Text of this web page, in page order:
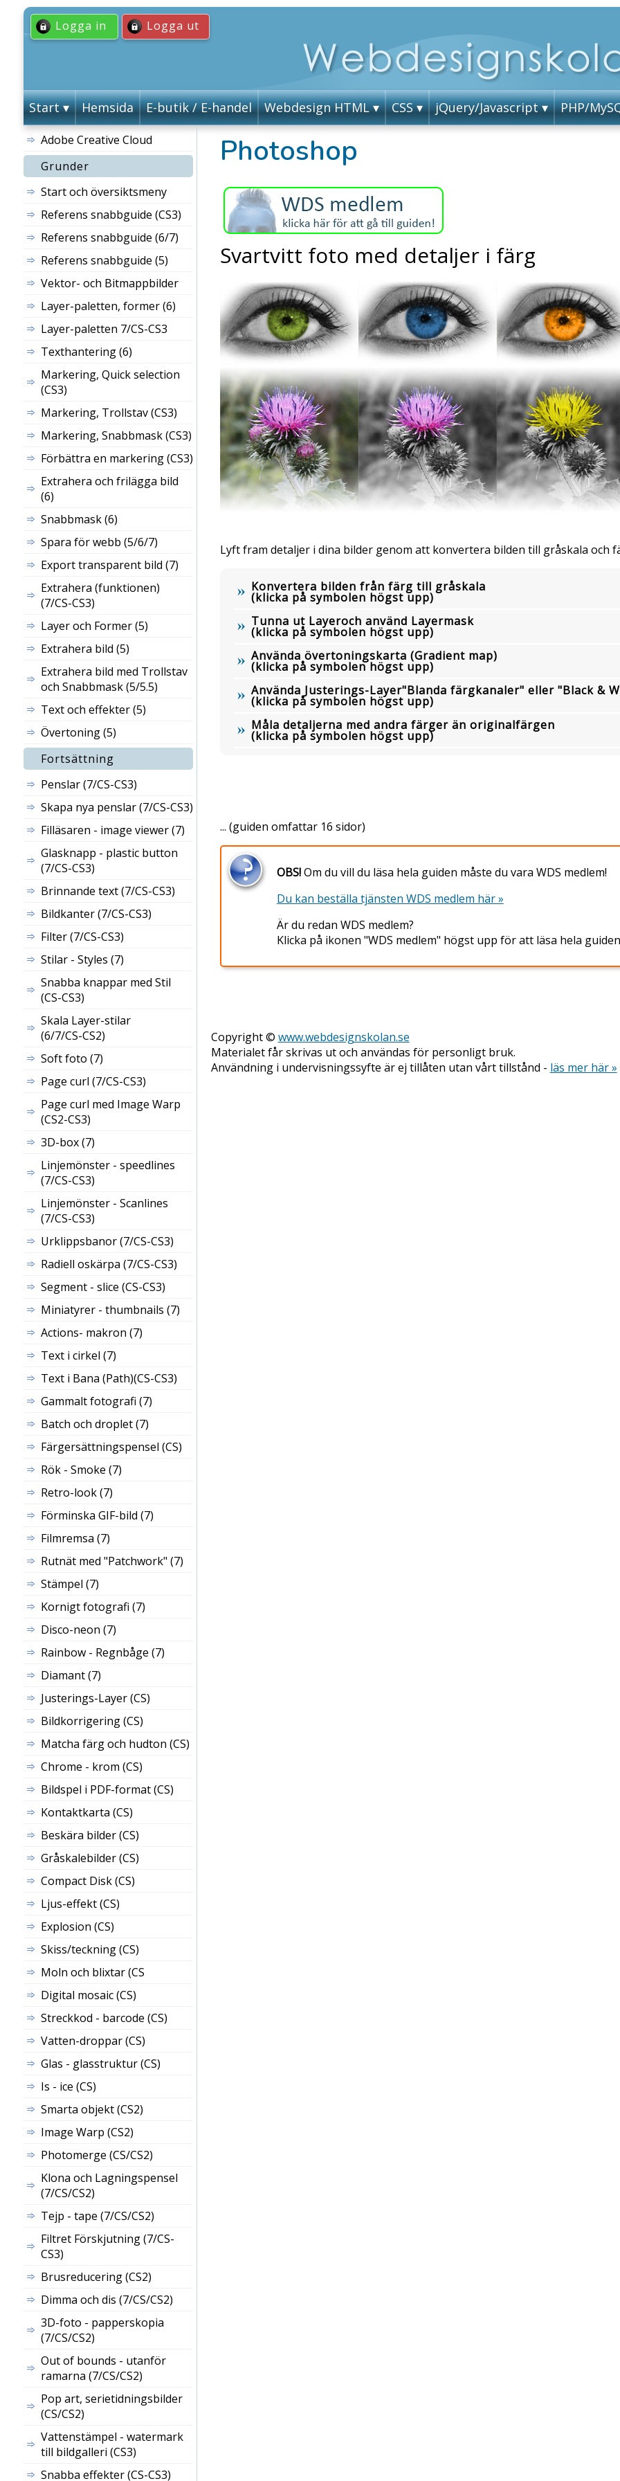
Logga in Logga ut
Start Hemsida E-butik / E-handel Webdesign HTML CSS jQuery/Javascript PHP/
Adobe Creative Cloud
Grunder
Start och översiktsmeny
Referens snabbguide (CS3)
Referens snabbguide (6/7)
Referens snabbguide (5)
Vektor- och Bitmappbilder
Layer-paletten, former (6)
Layer-paletten 7/CS-CS3
Texthantering (6)
Markering, Quick selection
(CS3)
Markering, Trollstav (CS3)
Markering, Snabbmask (CS3)
Förbättra en markering (CS3)
Extrahera och frilägga bild
(6)
Snabbmask (6)
Spara för webb (5/6/7)
Export transparent bild (7)
Extrahera (funktionen)
(7/CS-CS3)
Layer och Former (5)
Extrahera bild (5)
Extrahera bild med Trollstav
och Snabbmask (5/5.5)
Text och effekter (5)
Övertoning (5)
Fortsättning
Penslar (7/CS-CS3)
Skapa nya penslar (7/CS-CS3)
Filläsaren - image viewer (7)
Glasknapp - plastic button
(7/CS-CS3)
Brinnande text (7/CS-CS3)
Bildkanter (7/CS-CS3)
Filter (7/CS-CS3)
Stilar - Styles (7)
Snabba knappar med Stil
(CS-CS3)
Skala Layer-stilar
(6/7/CS-CS2)
Soft foto (7)
Page curl (7/CS-CS3)
Page curl med Image Warp
(CS2-CS3)
3D-box (7)
Linjemönster - speedlines
(7/CS-CS3)
Linjemönster - Scanlines
(7/CS-CS3)
Urklippsbanor (7/CS-CS3)
Radiell oskärpa (7/CS-CS3)
Segment - slice (CS-CS3)
Miniatyrer - thumbnails (7)
Actions- makron (7)
Text i cirkel (7)
Text i Bana (Path)(CS-CS3)
Gammalt fotografi (7)
Batch och droplet (7)
Färgersättningspensel (CS)
Rök - Smoke (7)
Retro-look (7)
Förminska GIF-bild (7)
Filmremsa (7)
Rutnät med "Patchwork" (7)
Stämpel (7)
Kornigt fotografi (7)
Disco-neon (7)
Rainbow - Regnbåge (7)
Diamant (7)
Justerings-Layer(CS)
Bildkorrigering (CS)
Matcha färg och hudton (CS)
Chrome - krom (CS)
Bildspel i PDF-format (CS)
Kontaktkarta (CS)
Beskära bilder (CS)
Gråskalebilder (CS)
Compact Disk (CS)
Ljus-effekt (CS)
Explosion (CS)
Skiss/teckning (CS)
Moln och blixtar (CS
Digital mosaic (CS)
Streckkod - barcode (CS)
Vatten-droppar (CS)
Glas - glasstruktur (CS)
Is - ice (CS)
Smarta objekt (CS2)
Image Warp (CS2)
Photomerge (CS/CS2)
Klona och Lagningspensel
(7/CS/CS2)
Tejp - tape (7/CS/CS2)
Filtret Förskjutning (7/CS-
CS3)
Brusreducering (CS2)
Dimma och dis (7/CS/CS2)
3D-foto - papperskopia
(7/CS/CS2)
Out of bounds - utanför
ramarna (7/CS/CS2)
Pop art, serietidningsbilder
(CS/CS2)
Vattenstämpel - watermark
till bildgalleri (CS3)
Snabba effekter (CS-CS3)
Photoshop
Svartvitt foto med detaljer i färg
Lyft fram detaljer i dina bilder genom att konvertera bilden till gråskala och
Konvertera bilden från färg till gråskala
(klicka på symbolen högst upp)
Tunna ut Layeroch använd Layermask
(klicka på symbolen högst upp)
Använda övertoningskarta (Gradient map)
(klicka på symbolen högst upp)
Använda Justerings-Layer"Blanda färgkanaler" eller "Black &
(klicka på symbolen högst upp)
Måla detaljerna med andra färger än originalfärgen
(klicka på symbolen högst upp)
... (guiden omfattar 16 sidor)
OBS!Om du vill du läsa hela guiden måste du vara WDS medlem!
Du kan beställa tjänsten WDS medlem här »
Är du redan WDS medlem?
Klicka på ikonen "WDS medlem" högst upp för att läsa hela
Copyright © www.webdesignskolan.se
Materialet får skrivas ut och användas för personligt bruk.
Användning i undervisningssyfte är ej tillåten utan vårt tillstånd - läs mer här »